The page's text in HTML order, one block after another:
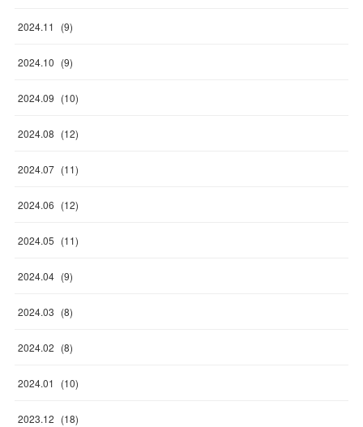
2024.11 (9)
2024.10 (9)
2024.09 (10)
2024.08 (12)
2024.07 (11)
2024.06 (12)
2024.05 (11)
2024.04 (9)
2024.03 (8)
2024.02 (8)
2024.01 (10)
2023.12 (18)